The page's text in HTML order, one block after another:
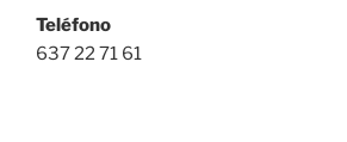
Teléfono
637 22 71 61